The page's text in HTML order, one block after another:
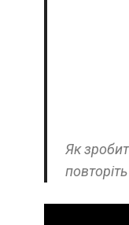
Як